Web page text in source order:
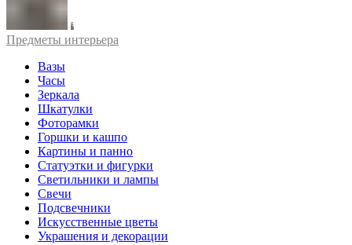
Предметы интерьера
Вазы
Часы
Зеркала
Шкатулки
Фоторамки
Горшки и кашпо
Картины и панно
Статуэтки и фигурки
Светильники и лампы
Свечи
Подсвечники
Искусственные цветы
Украшения и декорации